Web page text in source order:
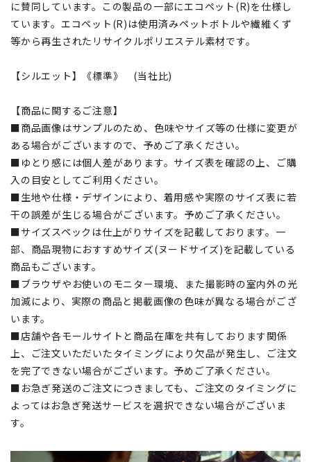
に賛同しています。この製品の一部にエコペット(R)を仕様し
ています。エコペット(R)は使用済みペットボトルや繊維くず
等から再生されたリサイクルポリエステル素材です。
【シルエット】《標準》 (当社比)
【商品に関するご注意】
■商品画像はサンプルのため、色味やサイズ等の仕様に変更が
ある場合がございますので、予めご了承ください。
■ゆとり感には個人差があります。サイズ表を確認の上、ご購
入の目安としてご利用ください。
■生地や仕様・デザインにより、着用感や実際のサイズ表に若
干の誤差が生じる場合がございます。予めご了承ください。
■サイズスペックは仕上がりサイズを記載しております。一
部、商品現物におすすめサイズ(ヌードサイズ)を記載している
商品もございます。
■ブラウザやお使いのモニター環境、また撮影時の室内外の光
加減により、実際の商品と掲載画像の色味が異なる場合がござ
います。
■店舗や各モールサイトと商品在庫を共有しております関係
上、ご注文いただいたタイミングにより欠品が発生し、ご注文
を完了できない場合がございます。予めご了承ください。
■お急ぎ発送のご注文につきましても、ご注文のタイミングに
よってはお急ぎ発送サービスを選択できない場合がございま
す。